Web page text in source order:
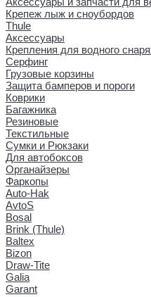
Крепеж лыж и сноубордов
Thule
Аксессуары
Крепления для водного
Серфинг
Грузовые корзины
Защита бамперов и пороги
Коврики
Багажника
Резиновые
Текстильные
Сумки и Рюкзаки
Для автобоксов
Органайзеры
Фаркопы
Auto-Hak
AvtoS
Bosal
Brink (Thule)
Baltex
Bizon
Draw-Tite
Galia
Garant